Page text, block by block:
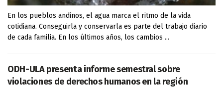
En los pueblos andinos, el agua marca el ritmo de la vida
cotidiana. Conseguirla y conservarla es parte del trabajo diario
de cada familia. En los últimos años, los cambios ...
ODH-ULA presenta informe semestral sobre
violaciones de derechos humanos en la región